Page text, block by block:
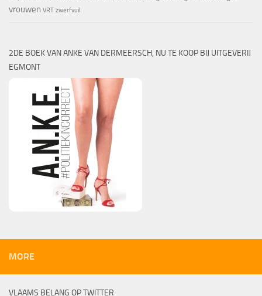
vrouwen VRT zwerfvuil
2DE BOEK VAN ANKE VAN DERMEERSCH, NU TE KOOP BIJ UITGEVERIJ
EGMONT
MORE
VLAAMS BELANG OP TWITTER